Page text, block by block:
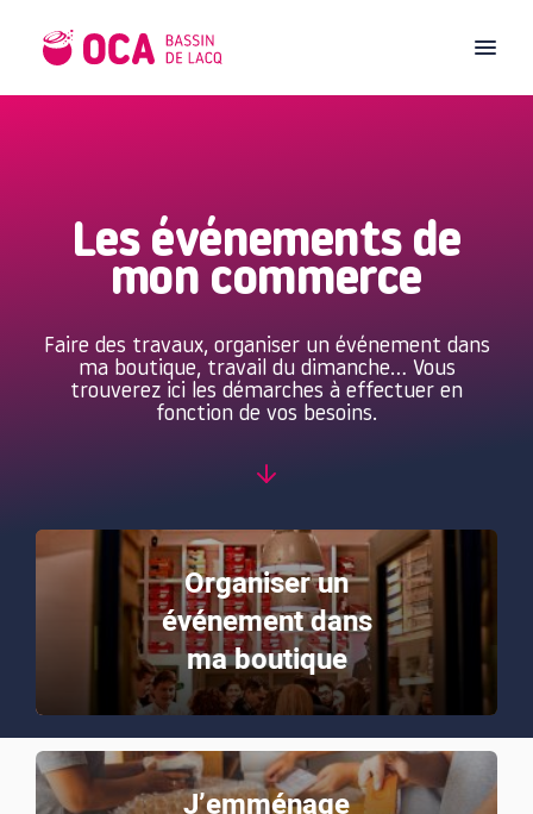
Les événements de
mon commerce
Faire des travaux, organiser un événement dans
ma boutique, travail du dimanche… Vous
trouverez ici les démarches à effectuer en
fonction de vos besoins.
Organiser un
événement dans
ma boutique
J’emménage